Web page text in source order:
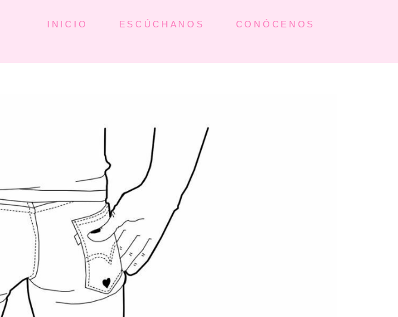
INICIO ESCÚCHANOS CONÓCENOS